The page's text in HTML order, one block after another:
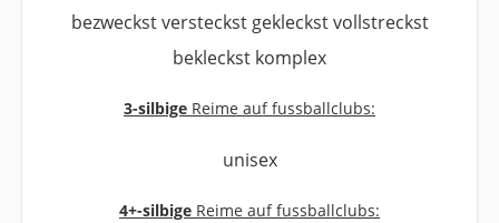
bezweckst versteckst gekleckst vollstreckst
bekleckst komplex
3-silbige Reime auf fussballclubs:
unisex
4+-silbige Reime auf fussballclubs: